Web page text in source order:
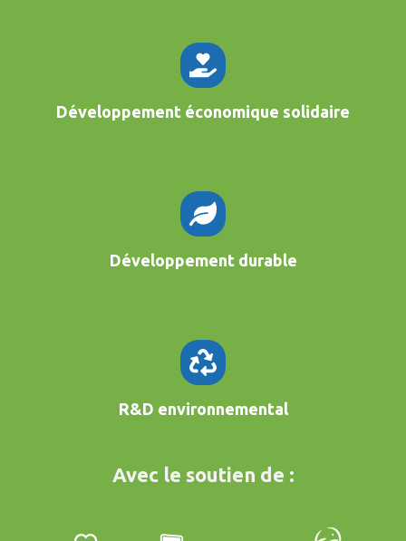
Développement économique solidaire
Développement durable
R&D environnemental
Avec le soutien de :